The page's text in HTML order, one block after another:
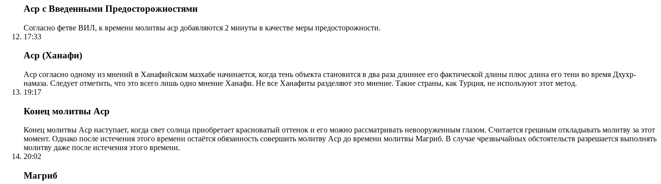
Аср с Введенными Предосторожностями
Согласно фетве ВИЛ, к времени молитвы аср добавляются 2 минуты в качестве меры предосторожности.
17:33
Аср (Ханафи)
Аср согласно одному из мнений в Ханафийском мазхабе начинается, когда тень объекта становится в два раза длиннее его фактической длины плюс длина его тени во время Дхухр-
намаза. Следует отметить, что это всего лишь одно мнение Ханафи. Не все Ханафиты разделяют это мнение. Такие страны, как Турция, не используют этот метод.
19:17
Конец молитвы Аср
Конец молитвы Аср наступает, когда свет солнца приобретает красноватый оттенок и его можно рассматривать невооруженным глазом. Считается грешным откладывать молитву за этот
момент. Однако после истечения этого времени остаётся обязанность совершить молитву Аср до времени молитвы Магриб. В случае чрезвычайных обстоятельств разрешается выполнять
молитву даже после истечения этого времени.
20:02
Магриб